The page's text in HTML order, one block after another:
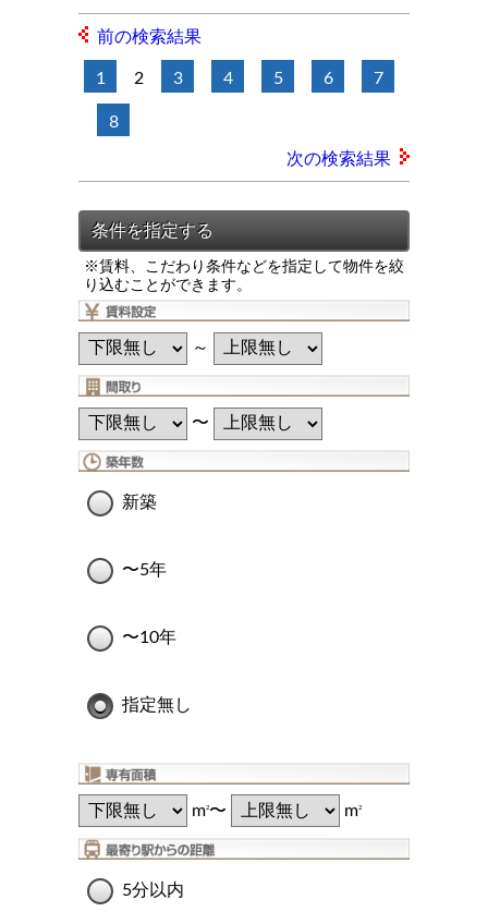
前の検索結果
1 2 3 4 5 6 7
8
次の検索結果
※賃料、こだわり条件などを指定して物件を絞
り込むことができます。
～
〜
新築
〜5年
〜10年
指定無し
m2〜 m2
5分以内